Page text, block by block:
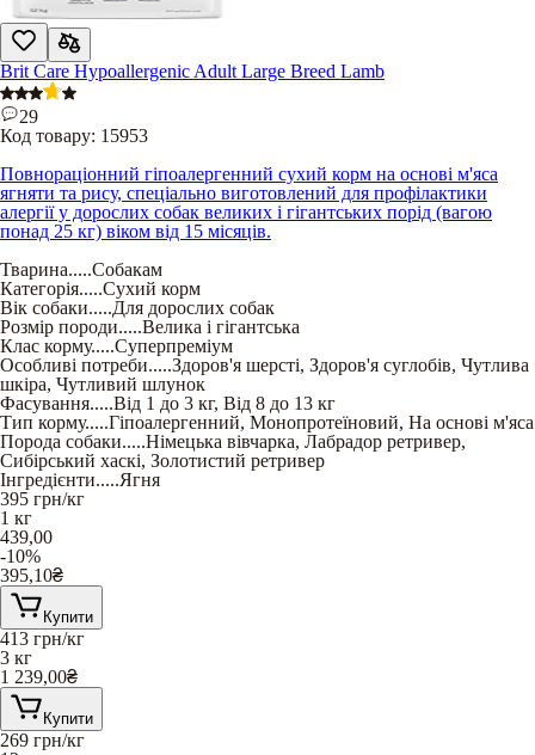
Brit Care Hypoallergenic Adult Large Breed Lamb
29
Код товару: 15953
Повнораціонний гіпоалергенний сухий корм на основі м'яса
ягняти та рису, спеціально виготовлений для профілактики
алергії у дорослих собак великих і гігантських порід (вагою
понад 25 кг) віком від 15 місяців.
Тварина.....Собакам
Категорія.....Сухий корм
Вік собаки.....Для дорослих собак
Розмір породи.....Велика і гігантська
Клас корму.....Суперпреміум
Особливі потреби.....Здоров'я шерсті, Здоров'я суглобів, Чутлива
шкіра, Чутливий шлунок
Фасування.....Від 1 до 3 кг, Від 8 до 13 кг
Тип корму.....Гіпоалергенний, Монопротеїновий, На основі м'яса
Порода собаки.....Німецька вівчарка, Лабрадор ретривер,
Сибірський хаскі, Золотистий ретривер
Інгредієнти.....Ягня
395 грн/кг
1 кг
439,00
-10%
395,10₴
Купити
413 грн/кг
3 кг
1 239,00₴
Купити
269 грн/кг